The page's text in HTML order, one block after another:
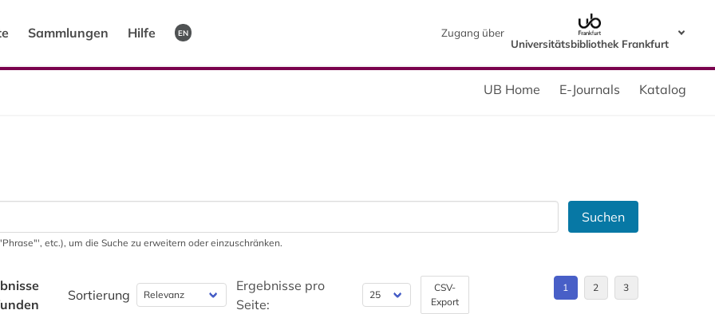
Sammlungen Hilfe EN
Zugang über
Universitätsbibliothek Frankfurt
UB Home E-Journals Katalog
Suchen
etc.), um die Suche zu erweitern oder einzuschränken.
Sortierung
Ergebnisse pro
Seite:
CSV-
Export
1 2 3